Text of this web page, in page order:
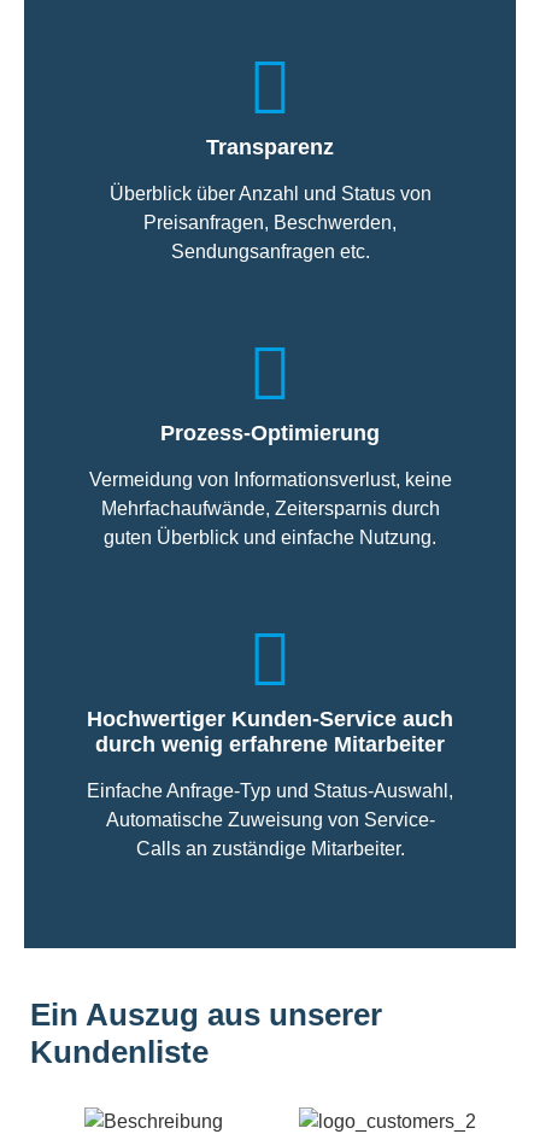
Transparenz
Überblick über Anzahl und Status von
Preisanfragen, Beschwerden,
Sendungsanfragen etc.
Prozess-Optimierung
Vermeidung von Informationsverlust, keine
Mehrfachaufwände, Zeitersparnis durch
guten Überblick und einfache Nutzung.
Hochwertiger Kunden-Service auch
durch wenig erfahrene Mitarbeiter
Einfache Anfrage-Typ und Status-Auswahl,
Automatische Zuweisung von Service-
Calls an zuständige Mitarbeiter.
Ein Auszug aus unserer
Kundenliste